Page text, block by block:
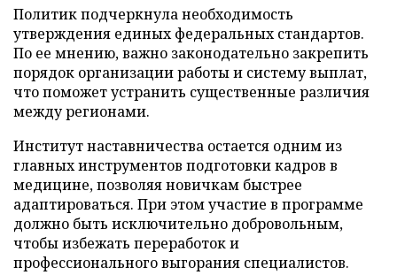
Политик подчеркнула необходимость
утверждения единых федеральных стандартов.
По ее мнению, важно законодательно закрепить
порядок организации работы и систему выплат,
что поможет устранить существенные различия
между регионами.
Институт наставничества остается одним из
главных инструментов подготовки кадров в
медицине, позволяя новичкам быстрее
адаптироваться. При этом участие в программе
должно быть исключительно добровольным,
чтобы избежать переработок и
профессионального выгорания специалистов.